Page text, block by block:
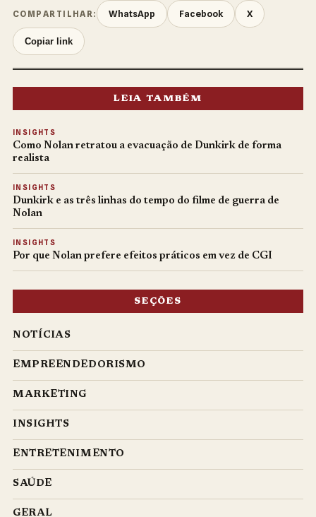
COMPARTILHAR: WhatsApp Facebook X
Copiar link
LEIA TAMBÉM
INSIGHTS
Como Nolan retratou a evacuação de Dunkirk de forma
realista
INSIGHTS
Dunkirk e as três linhas do tempo do filme de guerra de
Nolan
INSIGHTS
Por que Nolan prefere efeitos práticos em vez de CGI
SEÇÕES
NOTÍCIAS
EMPREENDEDORISMO
MARKETING
INSIGHTS
ENTRETENIMENTO
SAÚDE
GERAL